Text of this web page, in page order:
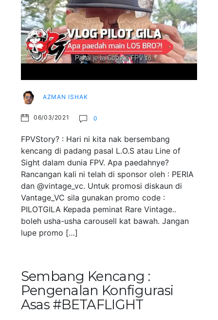
AZMAN ISHAK
06/03/2021 0
FPVStory? : Hari ni kita nak bersembang
kencang di padang pasal L.O.S atau Line of
Sight dalam dunia FPV. Apa paedahnye?
Rancangan kali ni telah di sponsor oleh : PERIA
dan @vintage_vc. Untuk promosi diskaun di
Vantage_VC sila gunakan promo code :
PILOTGILA Kepada peminat Rare Vintage..
boleh usha-usha carousell kat bawah. Jangan
lupe promo […]
Sembang Kencang :
Pengenalan Konfigurasi
Asas #BETAFLIGHT